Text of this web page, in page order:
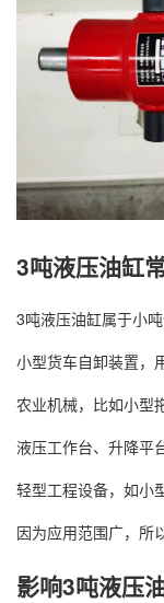
3吨液压油缸
3吨液压油缸属于小
小型货车自卸装置，
农业机械，比如小型
液压工作台、升降平
轻型工程设备，如小
因为应用范围广，所
影响3吨液压